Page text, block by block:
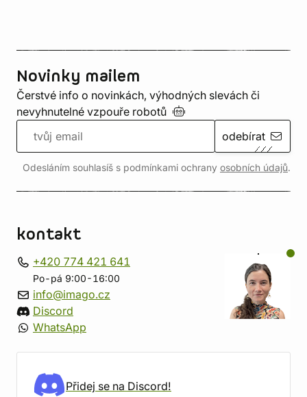
Novinky mailem
Čerstvé info o novinkách, výhodných slevách či
nevyhnutelné vzpouře robotů
odebírat
Odesláním souhlasíš s podmínkami ochrany osobních údajů.
kontakt
+420 774 421 641
Po-pá 9:00-16:00
info@imago.cz
Discord
WhatsApp
Přidej se na Discord!